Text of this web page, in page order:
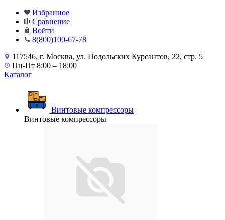
Избранное
Сравнение
Войти
8(800)100-67-78
117546, г. Москва, ул. Подольских Курсантов, 22, стр. 5
Пн-Пт 8:00 – 18:00
Каталог
Винтовые компрессоры
Винтовые компрессоры